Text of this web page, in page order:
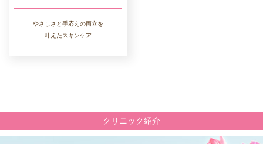
やさしさと手応えの両立を
叶えたスキンケア
クリニック紹介